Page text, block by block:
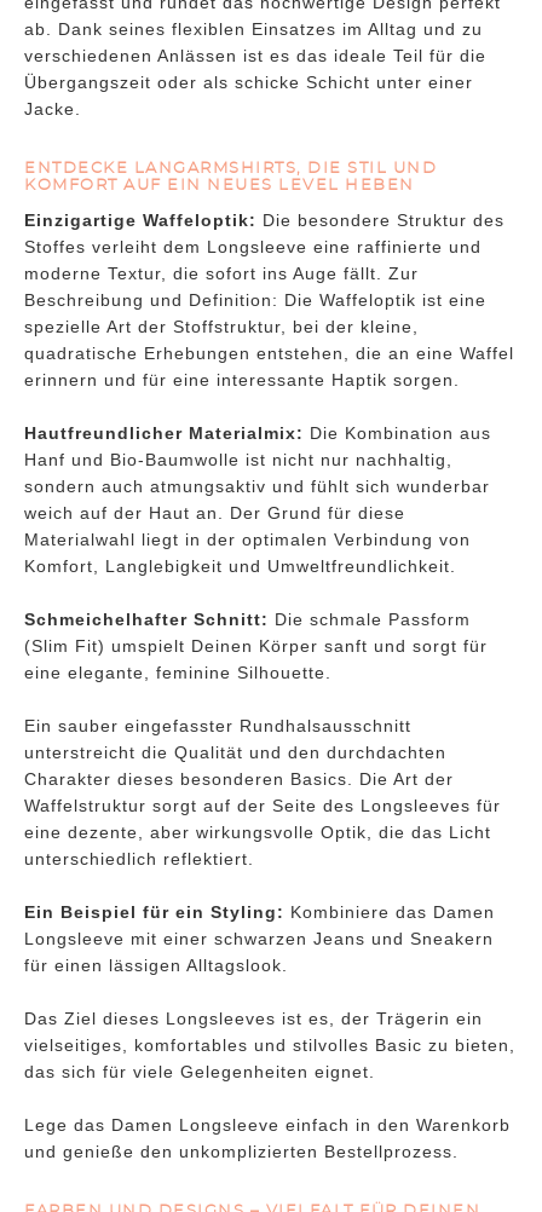
ab. Dank seines flexiblen Einsatzes im Alltag und zu
verschiedenen Anlässen ist es das ideale Teil für die
Übergangszeit oder als schicke Schicht unter einer
Jacke.
ENTDECKE LANGARMSHIRTS, DIE STIL UND
KOMFORT AUF EIN NEUES LEVEL HEBEN
Einzigartige Waffeloptik: Die besondere Struktur des
Stoffes verleiht dem Longsleeve eine raffinierte und
moderne Textur, die sofort ins Auge fällt. Zur
Beschreibung und Definition: Die Waffeloptik ist eine
spezielle Art der Stoffstruktur, bei der kleine,
quadratische Erhebungen entstehen, die an eine Waffel
erinnern und für eine interessante Haptik sorgen.
Hautfreundlicher Materialmix: Die Kombination aus
Hanf und Bio-Baumwolle ist nicht nur nachhaltig,
sondern auch atmungsaktiv und fühlt sich wunderbar
weich auf der Haut an. Der Grund für diese
Materialwahl liegt in der optimalen Verbindung von
Komfort, Langlebigkeit und Umweltfreundlichkeit.
Schmeichelhafter Schnitt: Die schmale Passform
(Slim Fit) umspielt Deinen Körper sanft und sorgt für
eine elegante, feminine Silhouette.
Ein sauber eingefasster Rundhalsausschnitt
unterstreicht die Qualität und den durchdachten
Charakter dieses besonderen Basics. Die Art der
Waffelstruktur sorgt auf der Seite des Longsleeves für
eine dezente, aber wirkungsvolle Optik, die das Licht
unterschiedlich reflektiert.
Ein Beispiel für ein Styling: Kombiniere das Damen
Longsleeve mit einer schwarzen Jeans und Sneakern
für einen lässigen Alltagslook.
Das Ziel dieses Longsleeves ist es, der Trägerin ein
vielseitiges, komfortables und stilvolles Basic zu bieten,
das sich für viele Gelegenheiten eignet.
Lege das Damen Longsleeve einfach in den Warenkorb
und genieße den unkomplizierten Bestellprozess.